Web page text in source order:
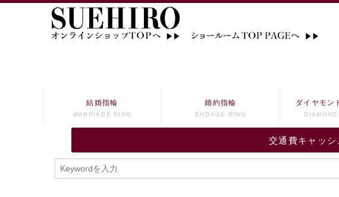
交通費キャッ
結婚指輪
MARRIAGE RING
婚約指輪
ENGAGE RING
ダイヤモン
DIAMOND